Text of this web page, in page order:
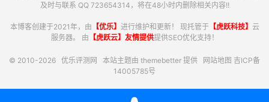
及时与联系 QQ 723654314，将在48小时内删除相关内容!!
本博客创建于2021年，由 【优乐】 进行维护和更新！ 现托管于【虎跃科技】 云
服务器。 由 【虎跃云】友情提供提供SEO优化支持！
© 2010-2026 优乐评测网 本站主题由 themebetter 提供 网站地图 吉ICP备
14005785号